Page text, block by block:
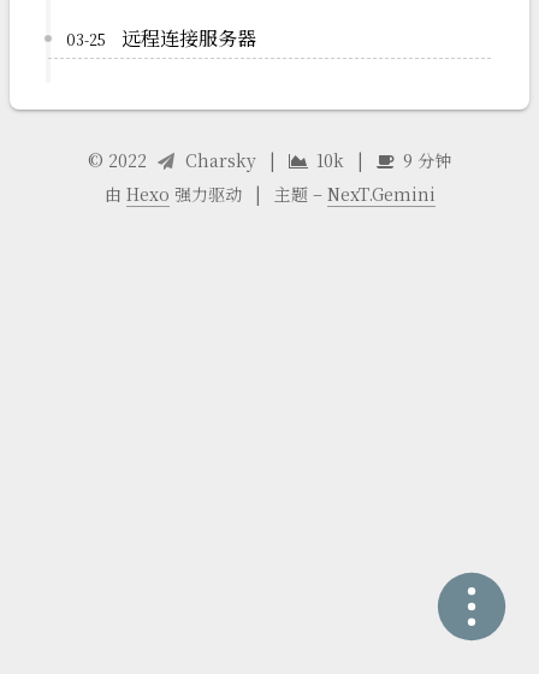
03-25 远程连接服务器
© 2022 Charsky | 10k |
9 分钟
由 Hexo 强力驱动 | 主题 – NexT.Gemini